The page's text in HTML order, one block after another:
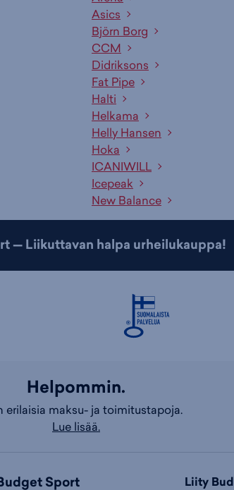
Asics
Björn Borg
CCM
Didriksons
Fat Pipe
Halti
Helkama
Helly Hansen
Hoka
ICANIWILL
Icepeak
New Balance
— Liikuttavan halpa urheilukauppa!
Helpommin.
erilaisia maksu- ja toimitustapoja.
Lue lisää.
Sport Liity